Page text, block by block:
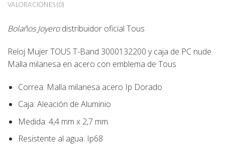
VALORACIONES (0)
Bolaños Joyerodistribuidor oficial Tous
Reloj Mujer TOUS T-Band 3000132200 y caja de PC nude.
Malla milanesa en acero con emblema de Tous
Correa: Malla milanesa acero Ip Dorado
Caja: Aleación de Aluminio
Medida: 4,4 mm x 2,7 mm.
Resistente al agua: Ip68